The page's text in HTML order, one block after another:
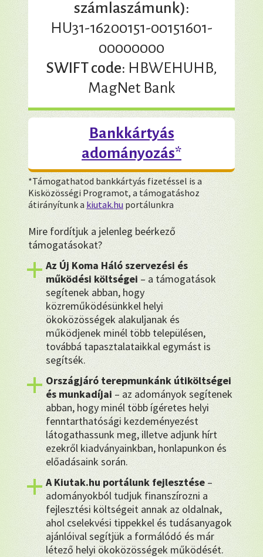
számlaszámunk):
HU31-16200151-00151601-
00000000
SWIFT code: HBWEHUHB,
MagNet Bank
Bankkártyás
adományozás*
*Támogathatod bankkártyás fizetéssel is a
Kisközösségi Programot, a támogatáshoz
átirányítunk akiutak.huportálunkra
Mire fordítjuk a jelenleg beérkező
támogatásokat?
Az Új Koma Háló szervezési és
működési költségei– a támogatások
segítenek abban, hogy
közreműködésünkkel helyi
ökoközösségek alakuljanak és
működjenek minél több településen,
továbbá tapasztalataikkal egymást is
segítsék.
Országjáró terepmunkánk útiköltségei
és munkadíjai– az adományok segítenek
abban, hogy minél több ígéretes helyi
fenntarthatósági kezdeményezést
látogathassunk meg, illetve adjunk hírt
ezekről kiadványainkban, honlapunkon és
előadásaink során.
A Kiutak.hu portálunk fejlesztése–
adományokból tudjuk finanszírozni a
fejlesztési költségeit annak az oldalnak,
ahol cselekvési tippekkel és tudásanyagok
ajánlóival segítjük a formálódó és már
létező helyi ökoközösségek működését.